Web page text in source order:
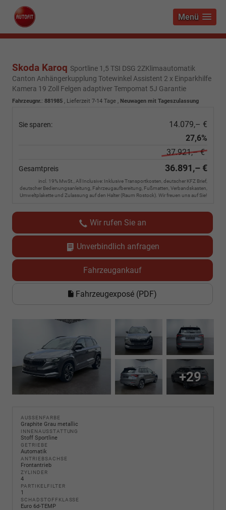
Menü
Skoda Karoq Sportline 1,5 TSI DSG 2ZKlimaautomatik
Canton Anhängerkupplung Totewinkel Assistent 2 x Einparkhilfe
Kamera 19 Zoll Felgen adaptiver Tempomat 5J Garantie
Fahrzeugnr.: 881985 , Lieferzeit 7-14 Tage , Neuwagen mit Tageszulassung
Sie sparen:
14.079,– €
27,6%
37.921,– €
Gesamtpreis 36.891,– €
incl. 19% MwSt., All Inclusive: Inklusive Transportkosten, deutscher KFZ Brief,
deutscher Bedienungsanleitung, Fahrzeugaufbereitung, Fußmatten, Verbandskasten,
Umweltplakette und Zulassung auf den Halter (Raum Rostock). Wir freuen uns auf Sie!
Wir rufen Sie an
Unverbindlich anfragen
Fahrzeugankauf
Fahrzeugexposé (PDF)
+29
AUSSENFARBE
Graphite Grau metallic
INNENAUSSTATTUNG
Stoff Sportline
GETRIEBE
Automatik
ANTRIEBSACHSE
Frontantrieb
ZYLINDER
4
PARTIKELFILTER
1
SCHADSTOFFKLASSE
Euro 6d-TEMP